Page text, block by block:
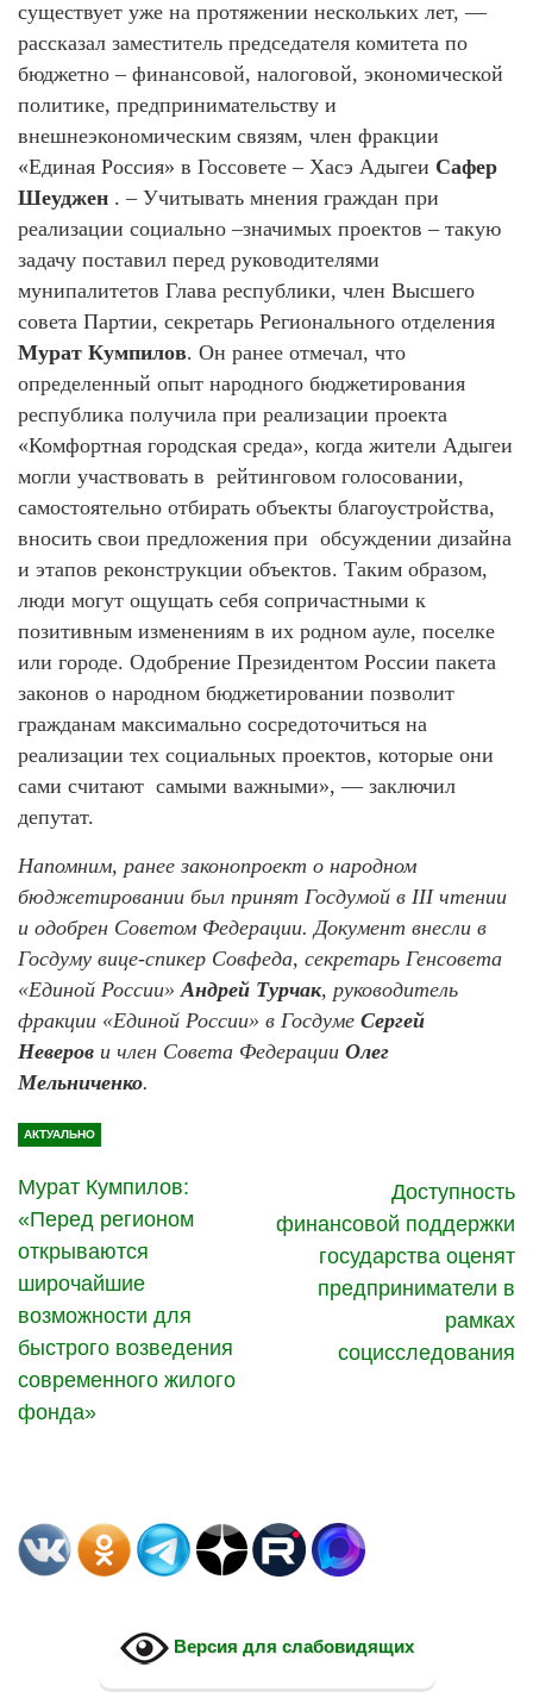
существует уже на протяжении нескольких лет, —
рассказал заместитель председателя комитета по
бюджетно – финансовой, налоговой, экономической
политике, предпринимательству и
внешнеэкономическим связям, член фракции
«Единая Россия» в Госсовете – Хасэ Адыгеи Сафер
Шеуджен . – Учитывать мнения граждан при
реализации социально –значимых проектов – такую
задачу поставил перед руководителями
мунипалитетов Глава республики, член Высшего
совета Партии, секретарь Регионального отделения
Мурат Кумпилов. Он ранее отмечал, что
определенный опыт народного бюджетирования
республика получила при реализации проекта
«Комфортная городская среда», когда жители Адыгеи
могли участвовать в рейтинговом голосовании,
самостоятельно отбирать объекты благоустройства,
вносить свои предложения при обсуждении дизайна
и этапов реконструкции объектов. Таким образом,
люди могут ощущать себя сопричастными к
позитивным изменениям в их родном ауле, поселке
или городе. Одобрение Президентом России пакета
законов о народном бюджетировании позволит
гражданам максимально сосредоточиться на
реализации тех социальных проектов, которые они
сами считают самыми важными», — заключил
депутат.
Напомним, ранее законопроект о народном
бюджетировании был принят Госдумой в III чтении
и одобрен Советом Федерации. Документ внесли в
Госдуму вице-спикер Совфеда, секретарь Генсовета
«Единой России» Андрей Турчак, руководитель
фракции «Единой России» в Госдуме Сергей
Неверов и член Совета Федерации Олег
Мельниченко.
АКТУАЛЬНО
Мурат Кумпилов:
«Перед регионом
открываются
широчайшие
возможности для
быстрого возведения
современного жилого
фонда»
Доступность
финансовой поддержки
государства оценят
предприниматели в
рамках
социсследования
Версия для слабовидящих